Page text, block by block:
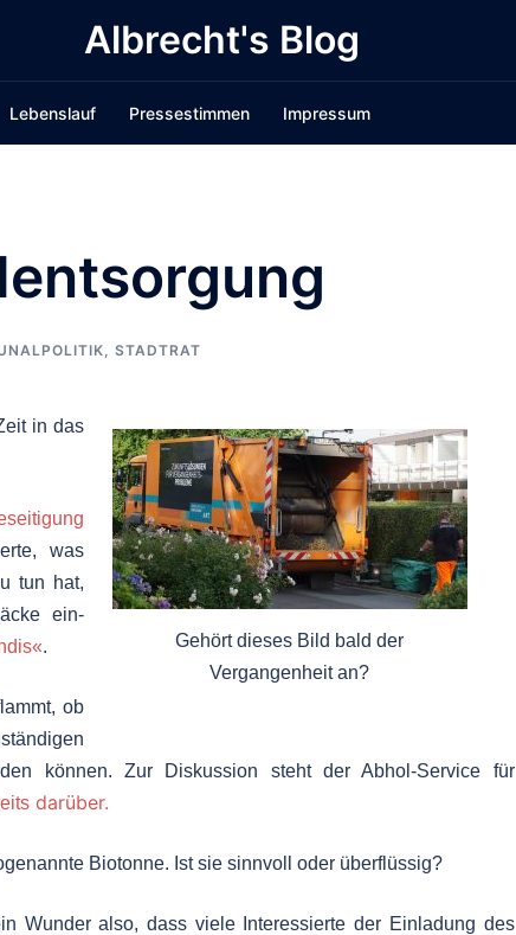
Albrecht's Blog
Lebenslauf Pressestimmen Impressum
, STADTRAT
Gehört dieses Bild bald der
Vergangenheit an?
in das
was
tun hat,
ein-
.
ob
können. Zur Diskussion steht der Abhol-Service für
darüber.
Biotonne. Ist sie sinnvoll oder überflüssig?
Wunder also, dass viele Interessierte der Einladung des